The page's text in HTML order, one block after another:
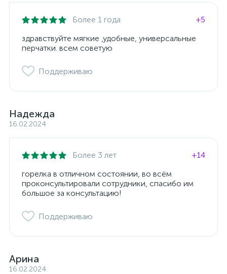
Более 1 года
+5
здравствуйте мягкие ,удобные, универсальные
перчатки. всем советую
Поддерживаю
Надежда
16.02.2024
Более 3 лет
+14
горелка в отличном состоянии, во всём
проконсультировали сотрудники, спасибо им
большое за консультацию!
Поддерживаю
Арина
16.02.2024